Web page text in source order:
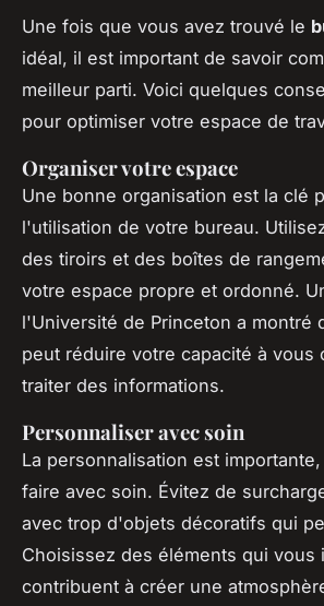
Une fois que vous avez trouvé le
idéal, il est important de savoir
meilleur parti. Voici quelques
pour optimiser votre espace de
Organiser votre espace
Une bonne organisation est la clé
l'utilisation de votre bureau.
des tiroirs et des boîtes de
votre espace propre et ordonné.
l'Université de Princeton a montré
peut réduire votre capacité à vous
traiter des informations.
Personnaliser avec soin
La personnalisation est
faire avec soin. Évitez de
avec trop d'objets décoratifs qui
Choisissez des éléments qui vous
contribuent à créer une